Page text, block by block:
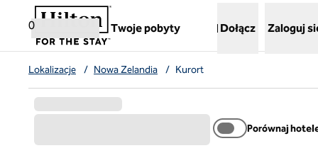
Przejdź do treści
0
Twoje pobyty
,otwiera nową kartę
Dołącz Zaloguj
Lokalizacje / Nowa Zelandia / Kurort
Porównaj